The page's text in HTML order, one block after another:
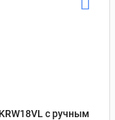
с ручным